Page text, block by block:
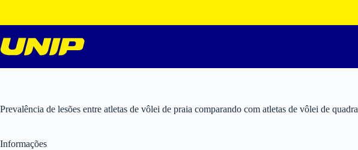
o
conteúdo
Prevalência de lesões entre atletas de vôlei de praia comparando com atletas de vôlei de quadra
Informações